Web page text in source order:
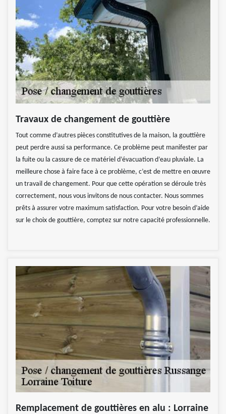
Travaux de changement de gouttière
Tout comme d’autres pièces constitutives de la maison, la gouttière
peut perdre aussi sa performance. Ce problème peut manifester par
la fuite ou la cassure de ce matériel d’évacuation d’eau pluviale. La
meilleure chose à faire face à ce problème, c’est de mettre en œuvre
un travail de changement. Pour que cette opération se déroule très
correctement, nous vous invitons de nous contacter. Nous sommes
prêts à assurer votre maximum satisfaction. Pour votre besoin d’aide
sur le choix de gouttière, comptez sur notre capacité professionnelle.
Remplacement de gouttières en alu : Lorraine